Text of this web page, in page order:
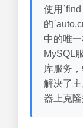
使用
的
中的唯
MySQL
库服务
解决了
器上克隆